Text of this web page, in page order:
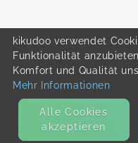
kikudoo verwendet
Funktionalität
Komfort und Qualität
Mehr Informationen
Alle Cookies
akzeptieren